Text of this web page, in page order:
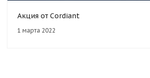
Акция от Cordiant
1 марта 2022